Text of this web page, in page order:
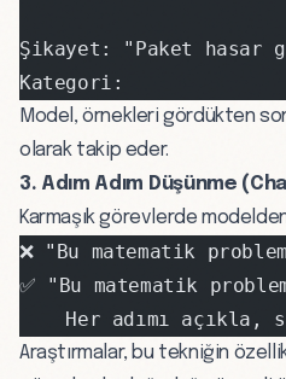
Şikayet: "Paket hasar
Kategori:
Model, örnekleri gördükten
olarak takip eder.
3. Adım Adım Düşünme
Karmaşık görevlerde
❌ "Bu matematik
✅ "Bu matematik
Her adımı açıkla,
Araştırmalar, bu tekniğin